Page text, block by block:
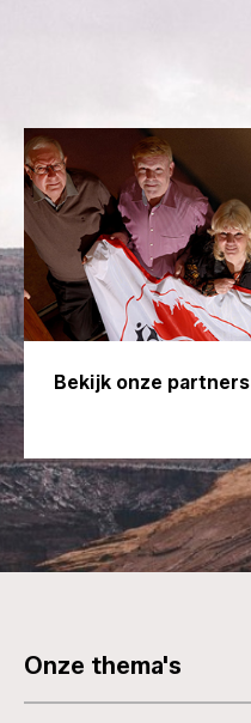
Bekijk onze partners
Onze thema's